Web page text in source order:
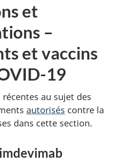
et
–
et vaccins
19
au sujet des
autorisés contre la
dans cette section.